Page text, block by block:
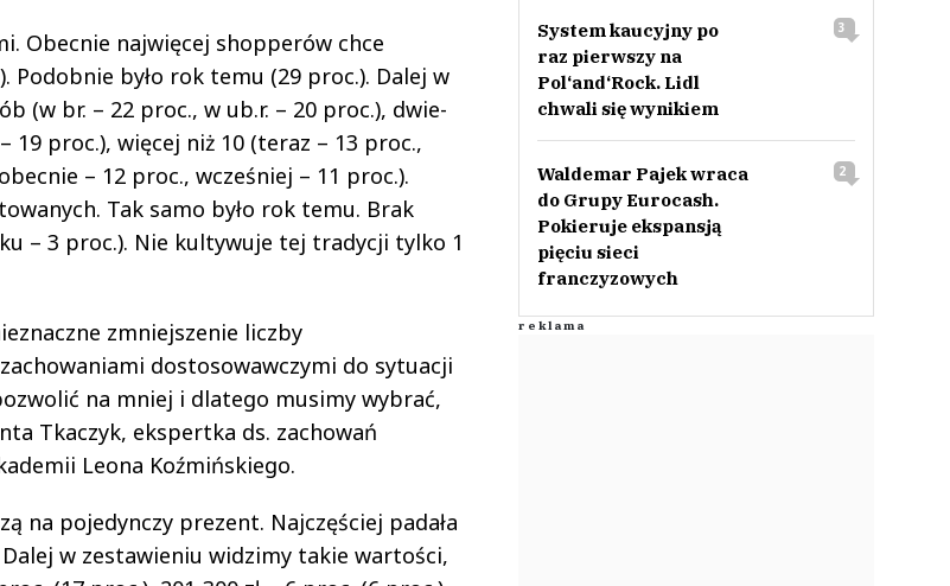
Obecnie najwięcej shopperów chce
było rok temu (29 proc.). Dalej w
(w br. – 22 proc., w ub.r. – 20 proc.), dwie-
19 proc.), więcej niż 10 (teraz – 13 proc.,
– 12 proc., wcześniej – 11 proc.).
Tak samo było rok temu. Brak
– 3 proc.). Nie kultywuje tej tradycji tylko 1
zmniejszenie liczby
dostosowawczymi do sytuacji
na mniej i dlatego musimy wybrać,
Tkaczyk, ekspertka ds. zachowań
Leona Koźmińskiego.
na pojedynczy prezent. Najczęściej padała
w zestawieniu widzimy takie wartości,
System kaucyjny po
raz pierwszy na
Pol‘and‘Rock. Lidl
chwali się wynikiem
3
Waldemar Pajek wraca
do Grupy Eurocash.
Pokieruje ekspansją
pięciu sieci
franczyzowych
2